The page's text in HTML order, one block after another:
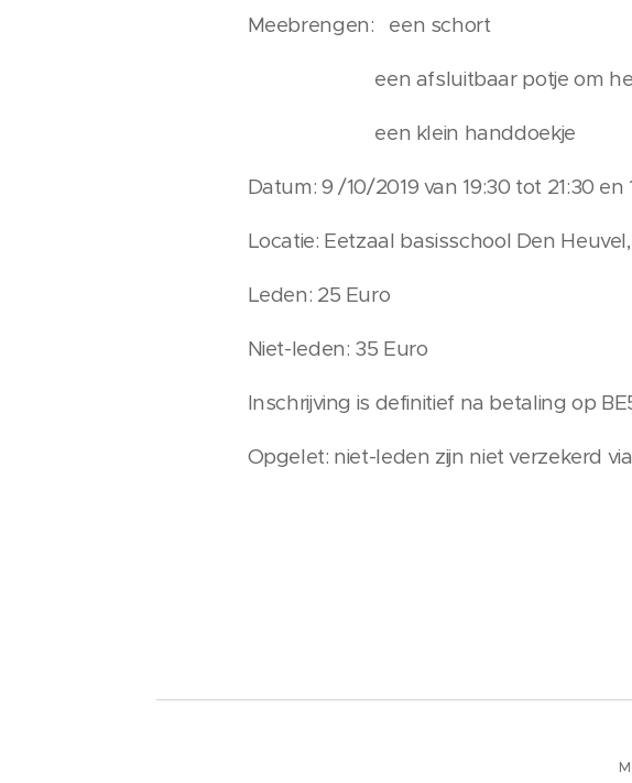
Meebrengen: een schort
een afsluitbaar potje om het
een klein handdoekje
Datum: 9 /10/2019 van 19:30 tot 21:30 en
Locatie: Eetzaal basisschool Den
Leden: 25 Euro
Niet-leden: 35 Euro
Inschrijving is definitief na betaling op
Opgelet: niet-leden zijn niet verzekerd